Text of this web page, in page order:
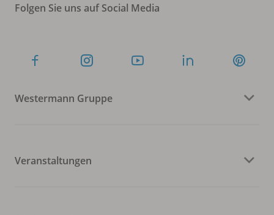
Folgen Sie uns auf Social Media
Westermann Gruppe
Veranstaltungen